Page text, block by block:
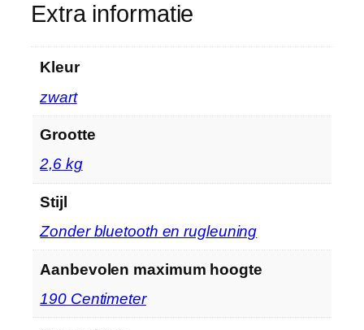
Extra informatie
Kleur
‎zwart
Grootte
‎2,6 kg
Stijl
‎Zonder bluetooth en rugleuning
Aanbevolen maximum hoogte
‎190 Centimeter